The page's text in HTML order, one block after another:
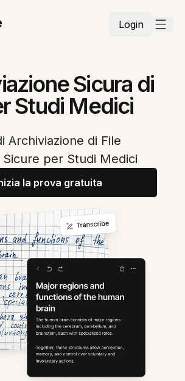
Login
Sicura di
Studi Medici
Archiviazione di File
Sicure per Studi Medici
la prova gratuita